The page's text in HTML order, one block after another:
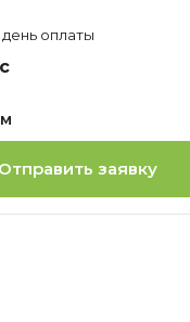
оплаты
Отправить заявку